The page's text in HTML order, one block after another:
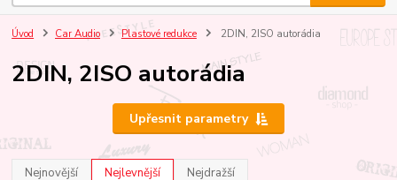
Úvod Car Audio Plastové redukce 2DIN, 2ISO autorádia
2DIN, 2ISO autorádia
Upřesnit parametry
Nejnovější Nejlevnější Nejdražší